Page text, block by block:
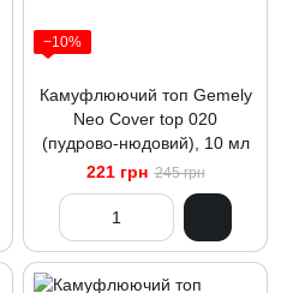
−10%
Камуфлюючий топ Gemely
Neo Cover top 020
(пудрово-нюдовий), 10 мл
221 грн 245 грн